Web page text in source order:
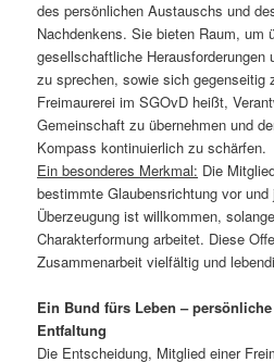
des persönlichen Austauschs und
Nachdenkens. Sie bieten Raum, um
gesellschaftliche Herausforderungen
zu sprechen, sowie sich gegenseitig
Freimaurerei im SGOvD heißt,
Gemeinschaft zu übernehmen und
Kompass kontinuierlich zu schärfen.
Ein besonderes Merkmal: Die
bestimmte Glaubensrichtung vor
Überzeugung ist willkommen,
Charakterformung arbeitet. Diese
Zusammenarbeit vielfältig und
Ein Bund fürs Leben –
Entfaltung
Die Entscheidung, Mitglied einer